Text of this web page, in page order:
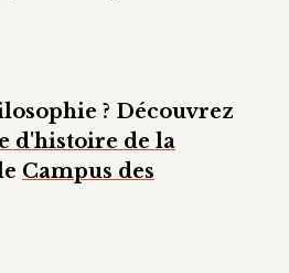
? Découvrez
d'histoire de la
Campus des